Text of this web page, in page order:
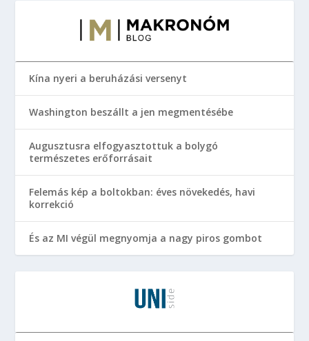
Kína nyeri a beruházási versenyt
Washington beszállt a jen megmentésébe
Augusztusra elfogyasztottuk a bolygó
természetes erőforrásait
Felemás kép a boltokban: éves növekedés, havi
korrekció
És az MI végül megnyomja a nagy piros gombot